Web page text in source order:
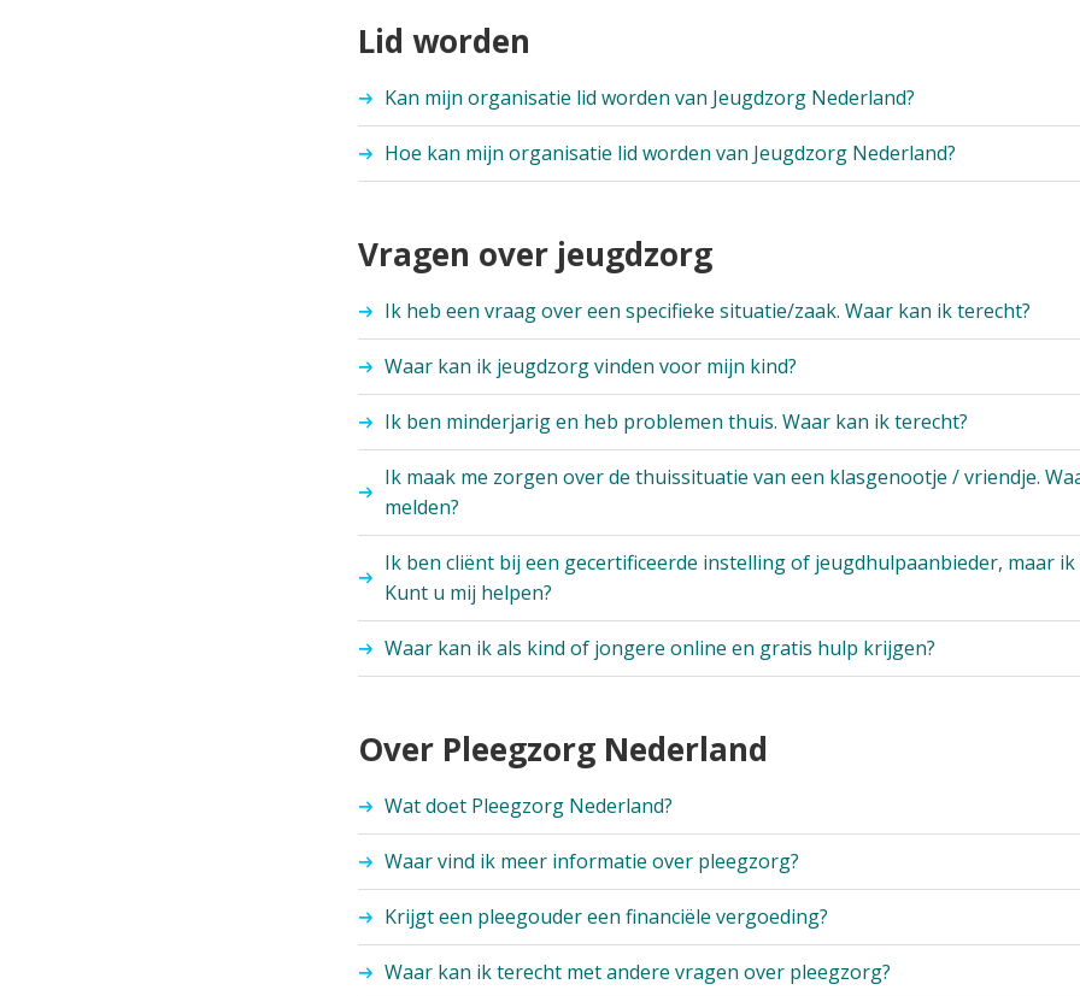
Lid worden
Kan mijn organisatie lid worden van Jeugdzorg Nederland?
Hoe kan mijn organisatie lid worden van Jeugdzorg Nederland?
Vragen over jeugdzorg
Ik heb een vraag over een specifieke situatie/zaak. Waar kan ik terecht?
Waar kan ik jeugdzorg vinden voor mijn kind?
Ik ben minderjarig en heb problemen thuis. Waar kan ik terecht?
Ik maak me zorgen over de thuissituatie van een klasgenootje / vriendje.
melden?
Ik ben cliënt bij een gecertificeerde instelling of jeugdhulpaanbieder, maar ik
Kunt u mij helpen?
Waar kan ik als kind of jongere online en gratis hulp krijgen?
Over Pleegzorg Nederland
Wat doet Pleegzorg Nederland?
Waar vind ik meer informatie over pleegzorg?
Krijgt een pleegouder een financiële vergoeding?
Waar kan ik terecht met andere vragen over pleegzorg?